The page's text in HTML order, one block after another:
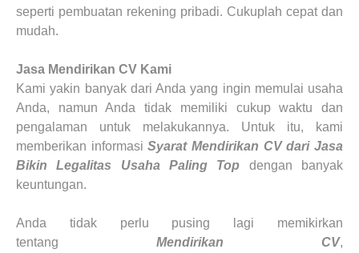
seperti pembuatan rekening pribadi. Cukuplah cepat dan
mudah.
Jasa Mendirikan CV Kami
Kami yakin banyak dari Anda yang ingin memulai usaha
Anda, namun Anda tidak memiliki cukup waktu dan
pengalaman untuk melakukannya. Untuk itu, kami
memberikan informasiSyarat Mendirikan CV dari Jasa
Bikin Legalitas Usaha Paling Top
dengan banyak
keuntungan.
Anda tidak perlu pusing lagi memikirkan
tentang Mendirikan CV,